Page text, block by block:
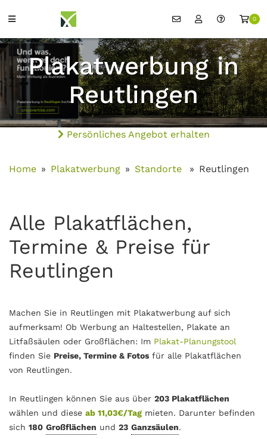
0
Plakatwerbung in
Reutlingen
Persönliches Angebot erhalten
Home Plakatwerbung Standorte Reutlingen
Alle Plakatflächen,
Termine & Preise für
Reutlingen
Machen Sie in Reutlingen mit Plakatwerbung auf sich
aufmerksam! Ob Werbung an Haltestellen, Plakate an
Litfaßsäulen oder Großflächen: Im Plakat-Planungstool
finden Sie Preise, Termine & Fotos für alle Plakatflächen
von Reutlingen.
In Reutlingen können Sie aus über 203 Plakatflächen
wählen und diese ab 11,03€/Tag mieten. Darunter befinden
sich 180 Großflächen und 23 Ganzsäulen.